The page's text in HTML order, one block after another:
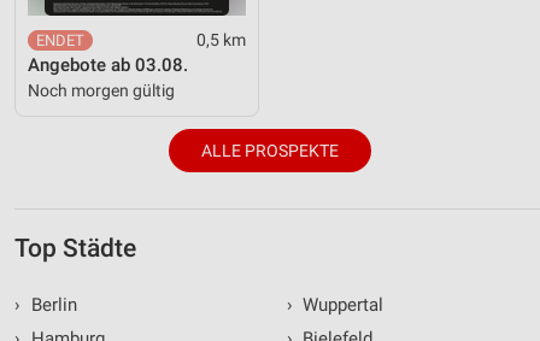
0,5 km
Angebote ab 03.08.
Noch morgen gültig
ALLE PROSPEKTE
Top Städte
›
Berlin
› Wuppertal